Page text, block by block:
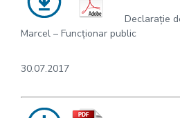
Declarație
Marcel – Funcționar public
30.07.2017